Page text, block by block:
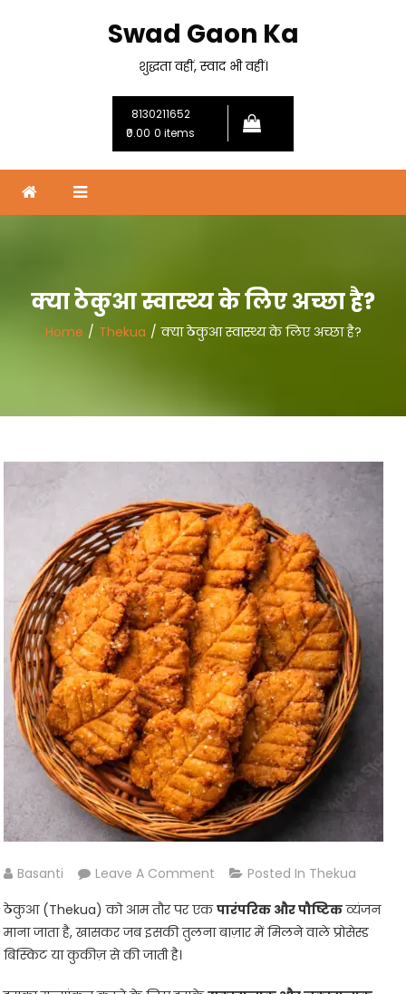
Swad Gaon Ka
शुद्धता वहीं, स्वाद भी वहीं।
8130211652
₹0.00 0 items
क्या ठेकुआ स्वास्थ्य के लिए अच्छा है?
Home Thekua क्या ठेकुआ स्वास्थ्य के लिए अच्छा है?
Basanti Leave A Comment On
ठेकुआ
स्वास्थ्य
Posted In Thekua
ठेकुआ (Thekua) को आम तौर पर एकपारंपरिक और पौष्टिकव्यंजन
माना जाता है, खासकर जब इसकी तुलना बाज़ार में मिलने वाले प्रोसेस्ड
बिस्किट या कुकीज़ से की जाती है।